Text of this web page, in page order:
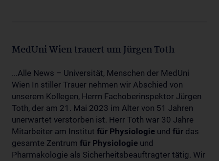
MedUni Wien trauert um Jürgen Toth
...Alle News – Universität, Menschen der MedUni
Wien In stiller Trauer nehmen wir Abschied von
unserem Kollegen, Herrn Fachoberinspektor Jürgen
Toth, der am 21. Mai 2023 im Alter von 51 Jahren
unerwartet verstorben ist. Herr Toth war 30 Jahre
Mitarbeiter am Institut für Physiologie und für das
gesamte Zentrum für Physiologie und
Pharmakologie als Sicherheitsbeauftragter tätig. Wir